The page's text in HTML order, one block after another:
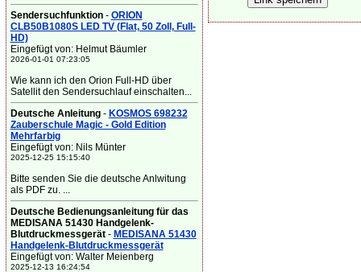
Sendersuchfunktion- ORION
CLB50B1080S LED TV (Flat, 50 Zoll, Full-
HD)
Eingefügt von: Helmut Bäumler
2026-01-01 07:23:05
Wie kann ich den Orion Full-HD über
Satellit den Sendersuchlauf einschalten...
Deutsche Anleitung- KOSMOS 698232
Zauberschule Magic - Gold Edition
Mehrfarbig
Eingefügt von: Nils Münter
2025-12-25 15:15:40
Bitte senden Sie die deutsche Anlwitung
als PDF zu. ...
Deutsche Bedienungsanleitung für das
MEDISANA 51430 Handgelenk-
Blutdruckmessgerät- MEDISANA 51430
Handgelenk-Blutdruckmessgerät
Eingefügt von: Walter Meienberg
2025-12-13 16:24:54